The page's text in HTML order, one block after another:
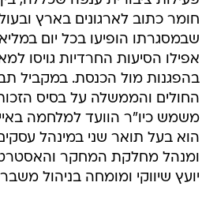
חומר כתוב לארגונים בארץ
שבמסגרתו הופיעו בכל יום
אפילו הסיעות החרדיות גויסו
בהפגנות מול הכנסת. במקביל
החולים והממשלה על בסיס
הוא בעל תואר שני במינהל
יועץ שיווקי ומומחה בניהול